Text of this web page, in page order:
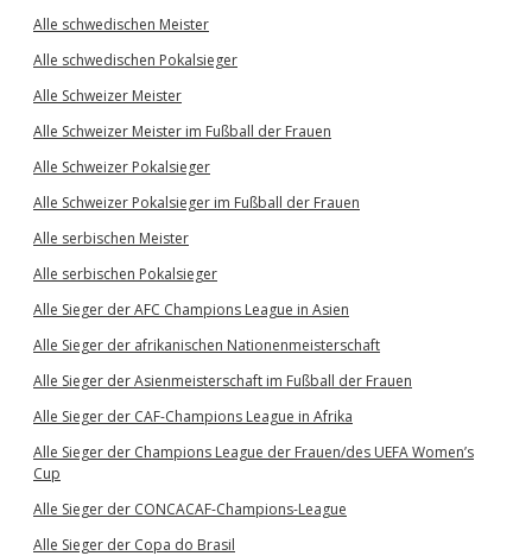
Alle schwedischen Meister
Alle schwedischen Pokalsieger
Alle Schweizer Meister
Alle Schweizer Meister im Fußball der Frauen
Alle Schweizer Pokalsieger
Alle Schweizer Pokalsieger im Fußball der Frauen
Alle serbischen Meister
Alle serbischen Pokalsieger
Alle Sieger der AFC Champions League in Asien
Alle Sieger der afrikanischen Nationenmeisterschaft
Alle Sieger der Asienmeisterschaft im Fußball der Frauen
Alle Sieger der CAF-Champions League in Afrika
Alle Sieger der Champions League der Frauen/des UEFA Women’s
Cup
Alle Sieger der CONCACAF-Champions-League
Alle Sieger der Copa do Brasil